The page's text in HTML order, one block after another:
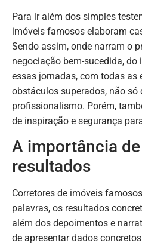
Para ir além dos simples
imóveis famosos elaboram
Sendo assim, onde narram o
negociação bem-sucedida,
essas jornadas, com todas as
obstáculos superados, não
profissionalismo. Porém,
de inspiração e segurança
A importância
resultados
Corretores de imóveis
palavras, os resultados
além dos depoimentos e
de apresentar dados